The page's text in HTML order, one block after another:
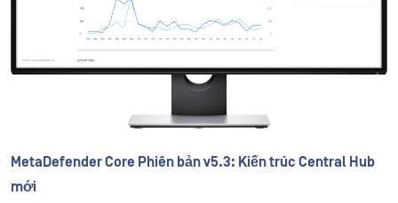
MetaDefender Core Phiên bản v5.3: Kiến trúc Central Hub
mới